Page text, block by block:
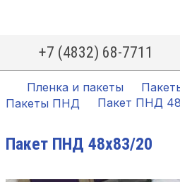
+7 (4832) 68-7711
Пленка и пакеты
Пакеты ПНД
Пакет ПНД
Пакет ПНД 48х83/20